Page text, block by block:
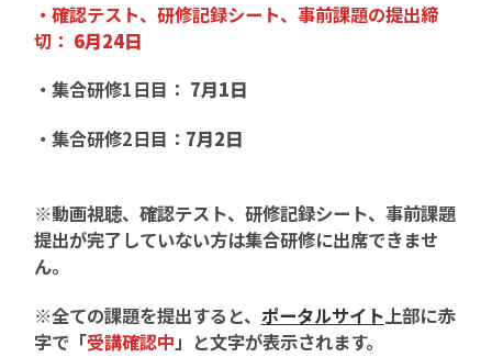
・確認テスト、研修記録シート、事前課題の提出締
切： 6月24日
・集合研修1日目： 7月1日
・集合研修2日目： 7月2日
※動画視聴、確認テスト、研修記録シート、事前課題
提出が完了していない方は集合研修に出席できませ
ん。
※全ての課題を提出すると、 ポータルサイト 上部に赤
字で「受講確認中 」と文字が表示されます。